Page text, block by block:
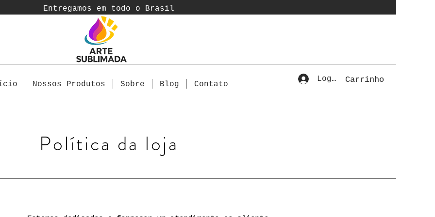
Entregamos em todo o Brasil
Nossos Produtos Sobre Blog Contato
Login Carrinho
Política da loja